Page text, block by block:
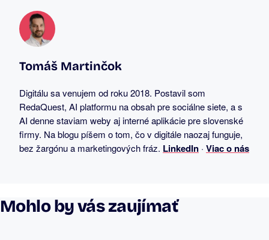
Tomáš Martinčok
Digitálu sa venujem od roku 2018. Postavil som
RedaQuest, AI platformu na obsah pre sociálne siete, a s
AI denne staviam weby aj interné aplikácie pre slovenské
firmy. Na blogu píšem o tom, čo v digitále naozaj funguje,
bez žargónu a marketingových fráz. LinkedIn · Viac o nás
Mohlo by vás zaujímať